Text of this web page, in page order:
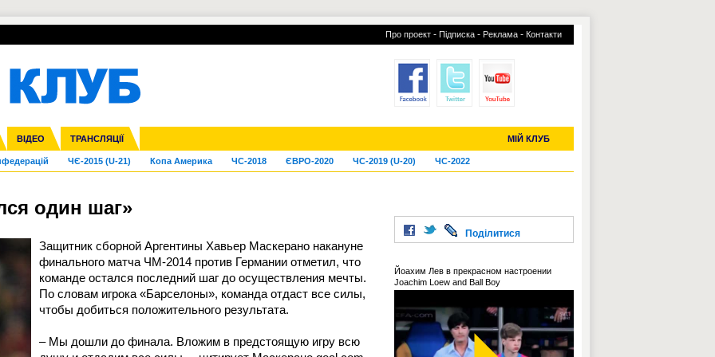
Про проект - Підписка - Реклама - Контакти
ВІДЕО ТРАНСЛЯЦІЇ МІЙ КЛУБ
ліга Кубок України Молодіжка
Ліга націй Ліга конференцій
Франція Інші
ЧЄ-2015 (U-21) Копа Америка ЧС-2018 ЄВРО-2020 ЧС-2019 (U-20) ЧС-2022
УПЛ-ПЕРЕХОДИ УСІ ТРАНСФЕРИ
один шаг»
Защитник сборной Аргентины Хавьер Маскерано накануне
финального матча ЧМ-2014 против Германии отметил, что
команде остался последний шаг до осуществления мечты.
По словам игрока «Барселоны», команда отдаст все силы,
чтобы добиться положительного результата.
– Мы дошли до финала. Вложим в предстоящую игру всю
Поділитися
Йоахим Лев в прекрасном настроении
Joachim Loew and Ball Boy